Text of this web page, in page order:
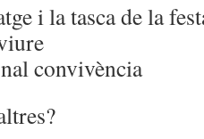
i la tasca de la
convivència